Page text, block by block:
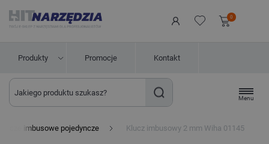
0
Produkty Promocje Kontakt
Menu
imbusowe pojedyncze Klucz imbusowy 2 mm Wiha 01145